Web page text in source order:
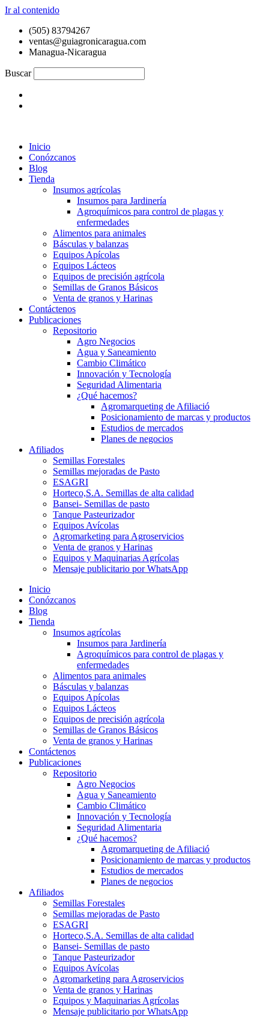
Ir al contenido
(505) 83794267
ventas@guiagronicaragua.com
Managua-Nicaragua
Buscar
Inicio
Conózcanos
Blog
Tienda
Insumos agrícolas
Insumos para Jardinería
Agroquímicos para control de plagas y
enfermedades
Alimentos para animales
Básculas y balanzas
Equipos Apícolas
Equipos Lácteos
Equipos de precisión agrícola
Semillas de Granos Básicos
Venta de granos y Harinas
Contáctenos
Publicaciones
Repositorio
Agro Negocios
Agua y Saneamiento
Cambio Climático
Innovación y Tecnología
Seguridad Alimentaria
¿Qué hacemos?
Agromarqueting de Afiliació
Posicionamiento de marcas y productos
Estudios de mercados
Planes de negocios
Afiliados
Semillas Forestales
Semillas mejoradas de Pasto
ESAGRI
Horteco,S.A. Semillas de alta calidad
Bansei- Semillas de pasto
Tanque Pasteurizador
Equipos Avícolas
Agromarketing para Agroservicios
Venta de granos y Harinas
Equipos y Maquinarias Agrícolas
Mensaje publicitario por WhatsApp
Inicio
Conózcanos
Blog
Tienda
Insumos agrícolas
Insumos para Jardinería
Agroquímicos para control de plagas y
enfermedades
Alimentos para animales
Básculas y balanzas
Equipos Apícolas
Equipos Lácteos
Equipos de precisión agrícola
Semillas de Granos Básicos
Venta de granos y Harinas
Contáctenos
Publicaciones
Repositorio
Agro Negocios
Agua y Saneamiento
Cambio Climático
Innovación y Tecnología
Seguridad Alimentaria
¿Qué hacemos?
Agromarqueting de Afiliació
Posicionamiento de marcas y productos
Estudios de mercados
Planes de negocios
Afiliados
Semillas Forestales
Semillas mejoradas de Pasto
ESAGRI
Horteco,S.A. Semillas de alta calidad
Bansei- Semillas de pasto
Tanque Pasteurizador
Equipos Avícolas
Agromarketing para Agroservicios
Venta de granos y Harinas
Equipos y Maquinarias Agrícolas
Mensaje publicitario por WhatsApp